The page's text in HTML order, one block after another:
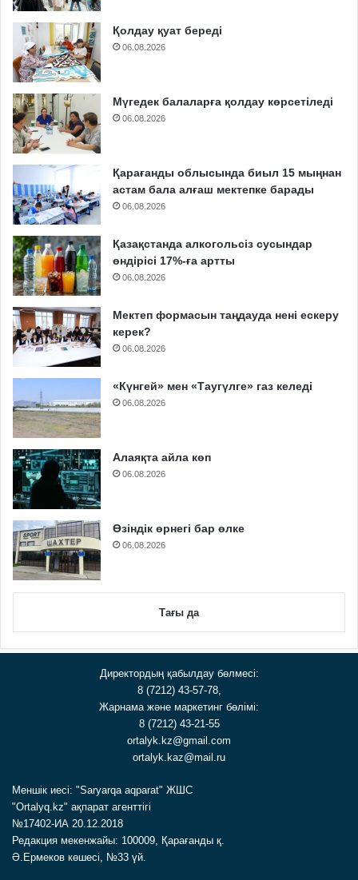
Қолдау қуат береді
06.08.2026
Мүгедек балаларға қолдау көрсетіледі
06.08.2026
Қарағанды облысында биыл 15 мыңнан
астам бала алғаш мектепке барады
06.08.2026
Қазақстанда алкогольсіз сусындар
өндірісі 17%-ға артты
06.08.2026
Мектеп формасын таңдауда нені ескеру
керек?
06.08.2026
«Күнгей» мен «Таугүлге» газ келеді
06.08.2026
Алаяқта айла көп
06.08.2026
Өзіндік өрнегі бар өлке
06.08.2026
Тағы да
Директордың қабылдау бөлмесі:
8 (7212) 43-57-78,
Жарнама және маркетинг бөлімі:
8 (7212) 43-21-55
ortalyk.kz@gmail.com
ortalyk.kaz@mail.ru
Меншік иесі: "Saryarqa aqparat" ЖШС
"Ortalyq.kz" ақпарат агенттігі
№17402-ИА 20.12.2018
Редакция мекенжайы: 100009, Қарағанды қ.
Ә.Ермеков көшесі, №33 үй.